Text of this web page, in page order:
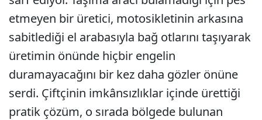
etmeyen bir üretici, motosikletinin arkasına
sabitlediği el arabasıyla bağ otlarını taşıyarak
üretimin önünde hiçbir engelin
duramayacağını bir kez daha gözler önüne
serdi. Çiftçinin imkânsızlıklar içinde ürettiği
pratik çözüm, o sırada bölgede bulunan